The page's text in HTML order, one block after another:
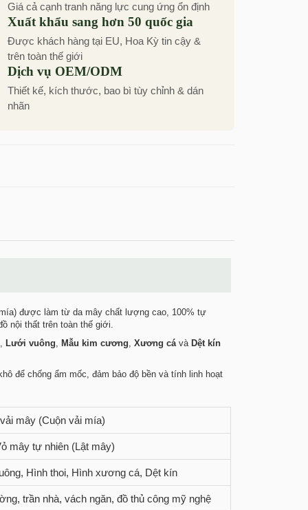
Giá cả cạnh tranh năng lực cung ứng ổn định
Xuất khẩu sang hơn 50 quốc gia
Được khách hàng tại EU, Hoa Kỳ tin cậy &
trên toàn thế giới
Dịch vụ OEM/ODM
Thiết kế, kích thước, bao bì tùy chỉnh & dán
nhãn
được làm từ da mây chất lượng cao, 100% tự
nội thất trên toàn thế giới.
, Lưới vuông, Mẫu kim cương, Xương cávà Dệt kín
để chống ẩm mốc, đảm bảo độ bền và tính linh hoạt
mây (Cuộn vải mía)
mây tự nhiên (Lật mây)
Hình thoi, Hình xương cá, Dệt kín
trần nhà, vách ngăn, đồ thủ công mỹ nghệ